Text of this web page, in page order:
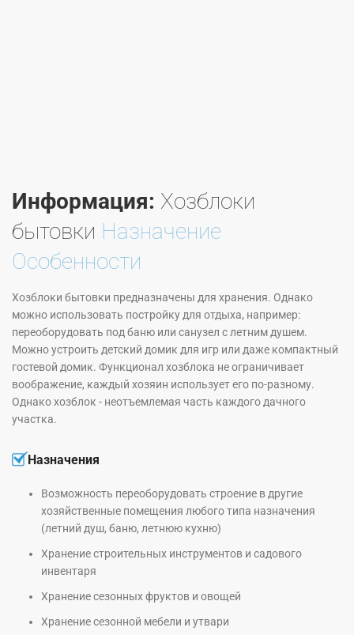
Информация: Хозблоки
бытовки Назначение
Особенности
Хозблоки бытовки предназначены для хранения. Однако
можно использовать постройку для отдыха, например:
переоборудовать под баню или санузел с летним душем.
Можно устроить детский домик для игр или даже компактный
гостевой домик. Функционал хозблока не ограничивает
воображение, каждый хозяин использует его по-разному.
Однако хозблок - неотъемлемая часть каждого дачного
участка.
Назначения
Возможность переоборудовать строение в другие
хозяйственные помещения любого типа назначения
(летний душ, баню, летнюю кухню)
Хранение строительных инструментов и садового
инвентаря
Хранение сезонных фруктов и овощей
Хранение сезонной мебели и утвари